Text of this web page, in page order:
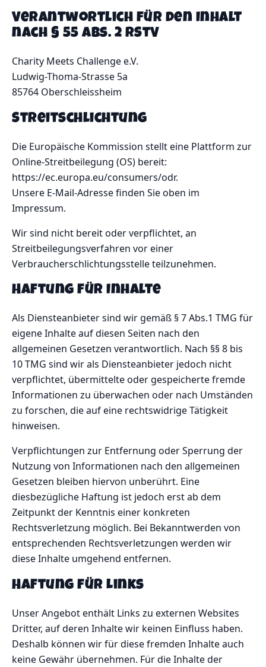
Verantwortlich für den Inhalt
nach § 55 Abs. 2 RStV
Charity Meets Challenge e.V.
Ludwig-Thoma-Strasse 5a
85764 Oberschleissheim
Streitschlichtung
Die Europäische Kommission stellt eine Plattform zur
Online-Streitbeilegung (OS) bereit:
https://ec.europa.eu/consumers/odr.
Unsere E-Mail-Adresse finden Sie oben im
Impressum.
Wir sind nicht bereit oder verpflichtet, an
Streitbeilegungsverfahren vor einer
Verbraucherschlichtungsstelle teilzunehmen.
Haftung für Inhalte
Als Diensteanbieter sind wir gemäß § 7 Abs.1 TMG für
eigene Inhalte auf diesen Seiten nach den
allgemeinen Gesetzen verantwortlich. Nach §§ 8 bis
10 TMG sind wir als Diensteanbieter jedoch nicht
verpflichtet, übermittelte oder gespeicherte fremde
Informationen zu überwachen oder nach Umständen
zu forschen, die auf eine rechtswidrige Tätigkeit
hinweisen.
Verpflichtungen zur Entfernung oder Sperrung der
Nutzung von Informationen nach den allgemeinen
Gesetzen bleiben hiervon unberührt. Eine
diesbezügliche Haftung ist jedoch erst ab dem
Zeitpunkt der Kenntnis einer konkreten
Rechtsverletzung möglich. Bei Bekanntwerden von
entsprechenden Rechtsverletzungen werden wir
diese Inhalte umgehend entfernen.
Haftung für Links
Unser Angebot enthält Links zu externen Websites
Dritter, auf deren Inhalte wir keinen Einfluss haben.
Deshalb können wir für diese fremden Inhalte auch
keine Gewähr übernehmen. Für die Inhalte der